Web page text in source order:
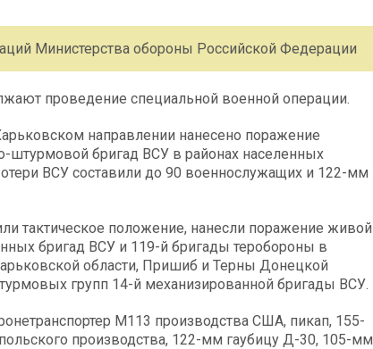
Министерства обороны Российской Федерации
проведение специальной военной операции.
направлении нанесено поражение
штурмовой бригад ВСУ в районах населенных
ВСУ составили до 90 военнослужащих и 122-мм
тактическое положение, нанесли поражение живой
бригад ВСУ и 119-й бригады теробороны в
области, Пришиб и Терны Донецкой
групп 14-й механизированной бригады ВСУ.
М113 производства США, пикап, 155-
производства, 122-мм гаубицу Д-30, 105-мм